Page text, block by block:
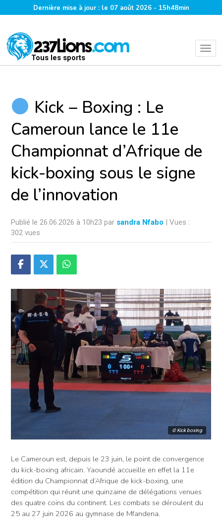
Dernière mise à jour : le 07 août 2026 - 15h48min
Tous les sports
Kick – Boxing : Le
Cameroun lance le 11e
Championnat d’Afrique de
kick-boxing sous le signe
de l’innovation
Publié le 26.06.2026 à 10h23 par sandra Nfabo | Vues :
302 vues
© Kick boxing
Le Cameroun est, depuis le 23 juin, le point de convergence
du kick-boxing africain. Yaoundé accueille en effet la 11e
édition du Championnat d’Afrique de kick-boxing, une
compétition qui réunit une quinzaine de délégations venues
des quatre coins du continent. Les combats se déroulent du
25 au 27 juin 2026 au gymnase de Mfandena.